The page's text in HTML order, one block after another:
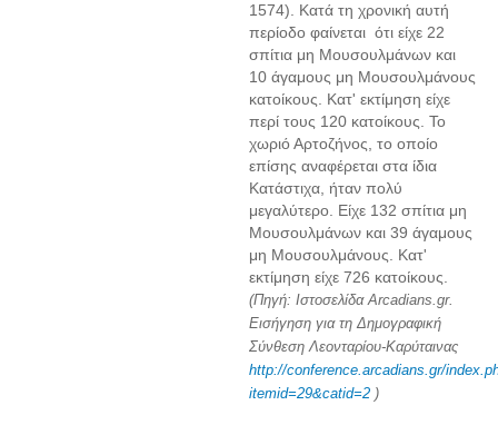
1574). Κατά τη χρονική αυτή
περίοδο φαίνεται ότι είχε 22
σπίτια μη Μουσουλμάνων και
10 άγαμους μη Μουσουλμάνους
κατοίκους. Κατ' εκτίμηση είχε
περί τους 120 κατοίκους. Το
χωριό Αρτοζήνος, το οποίο
επίσης αναφέρεται στα ίδια
Κατάστιχα, ήταν πολύ
μεγαλύτερο. Είχε 132 σπίτια μη
Μουσουλμάνων και 39 άγαμους
μη Μουσουλμάνους. Κατ'
εκτίμηση είχε 726 κατοίκους.
(Πηγή: Ιστοσελίδα Arcadians.gr.
Εισήγηση για τη Δημογραφική
Σύνθεση Λεονταρίου-Καρύταινας
http://conference.arcadians.gr/
itemid=29&catid=2 )